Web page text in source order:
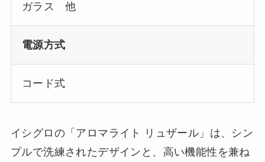
ガラス 他
電源方式
コード式
イシグロの「アロマライト リュザール」は、シン
プルで洗練されたデザインと、高い機能性を兼ね